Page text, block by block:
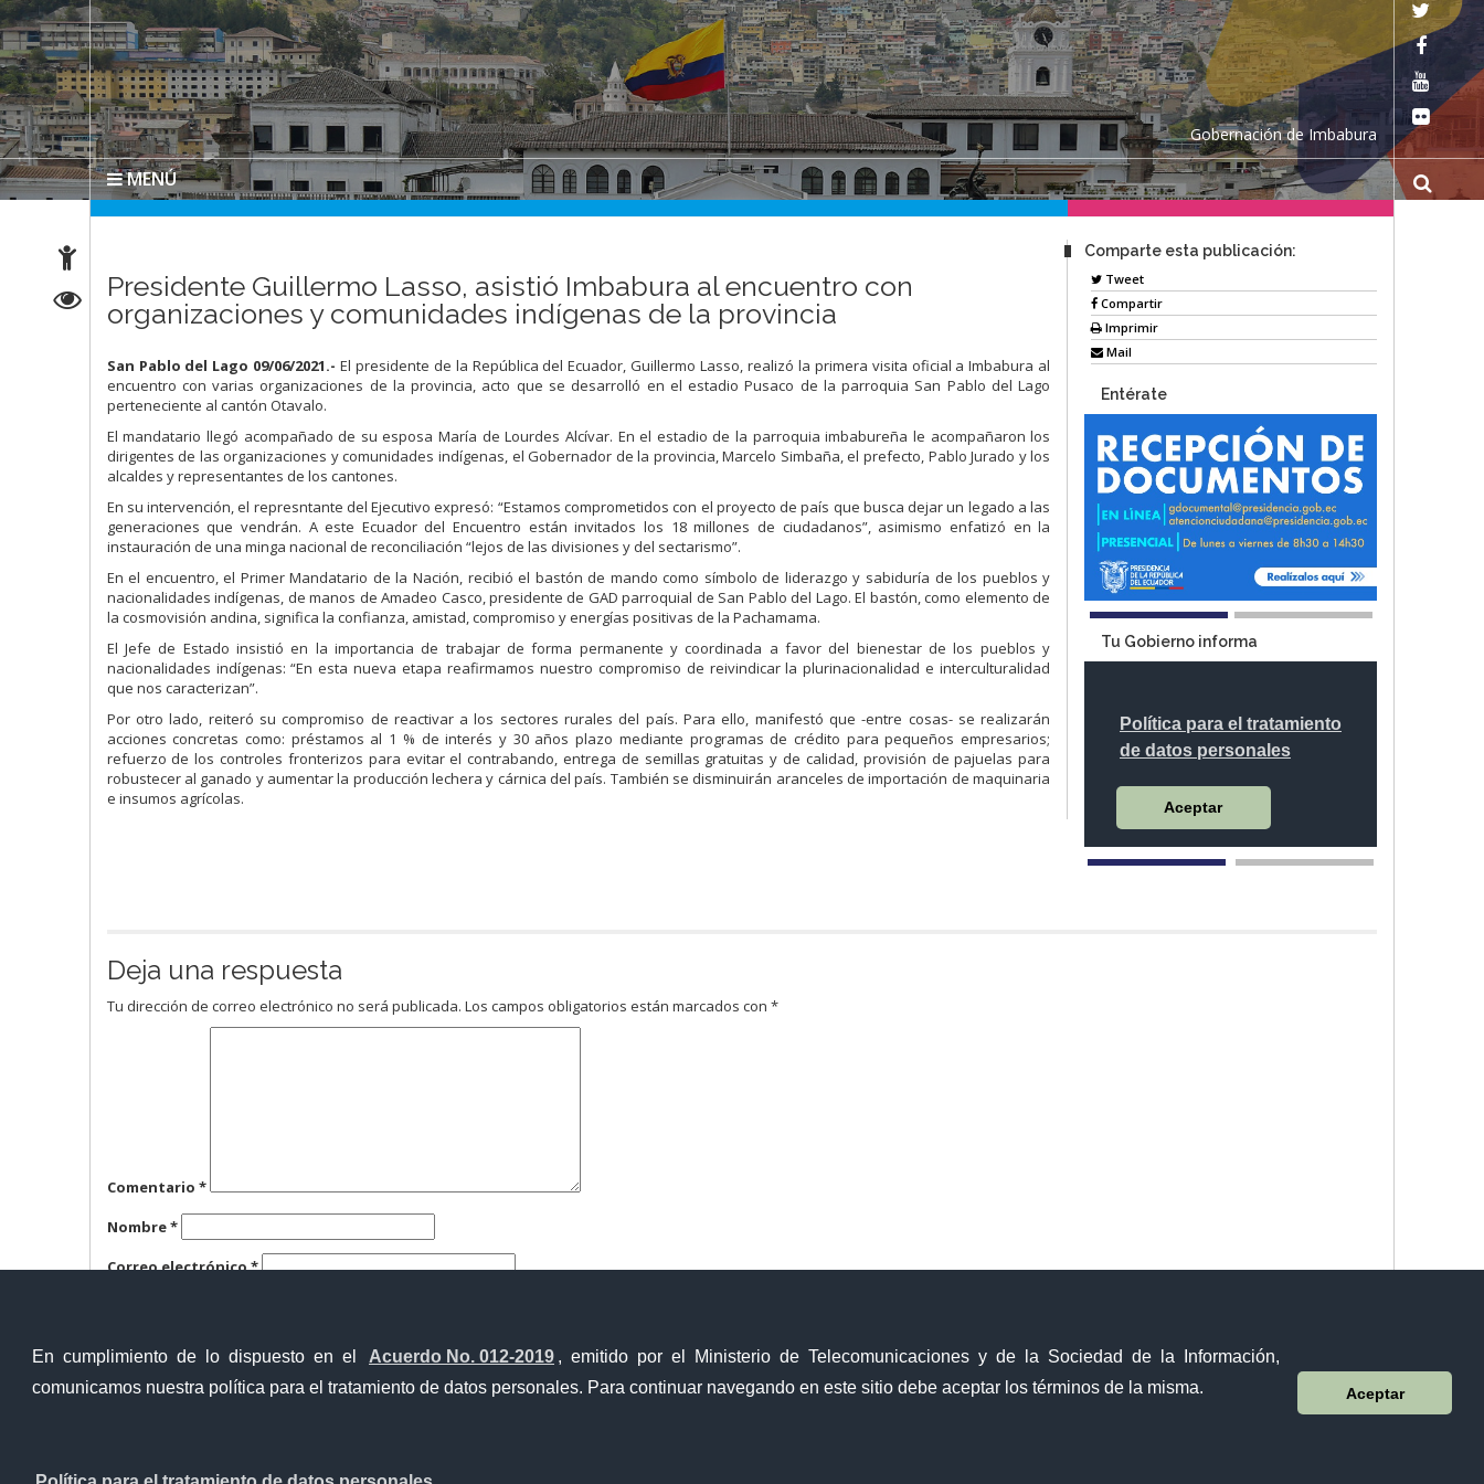
En cumplimiento de lo dispuesto en el Acuerdo No. 012-2019 , emitido por el Ministerio de Telecomunicaciones y de la Sociedad de la Información,
comunicamos nuestra política para el tratamiento de datos personales. Para continuar navegando en este sitio debe aceptar los términos de la misma.
Aceptar
Gobernación de Imbabura
MENÚ
Presidente Guillermo Lasso, asistió Imbabura al encuentro con
organizaciones y comunidades indígenas de la provincia
San Pablo del Lago 09/06/2021.- El presidente de la República del Ecuador, Guillermo Lasso, realizó la primera visita oficial a Imbabura al
encuentro con varias organizaciones de la provincia, acto que se desarrolló en el estadio Pusaco de la parroquia San Pablo del Lago
perteneciente al cantón Otavalo.
El mandatario llegó acompañado de su esposa María de Lourdes Alcívar. En el estadio de la parroquia imbabureña le acompañaron los
dirigentes de las organizaciones y comunidades indígenas, el Gobernador de la provincia, Marcelo Simbaña, el prefecto, Pablo Jurado y los
alcaldes y representantes de los cantones.
En su intervención, el represntante del Ejecutivo expresó: “Estamos comprometidos con el proyecto de país que busca dejar un legado a las
generaciones que vendrán. A este Ecuador del Encuentro están invitados los 18 millones de ciudadanos”, asimismo enfatizó en la
instauración de una minga nacional de reconciliación “lejos de las divisiones y del sectarismo”.
En el encuentro, el Primer Mandatario de la Nación, recibió el bastón de mando como símbolo de liderazgo y sabiduría de los pueblos y
nacionalidades indígenas, de manos de Amadeo Casco, presidente de GAD parroquial de San Pablo del Lago. El bastón, como elemento de
la cosmovisión andina, significa la confianza, amistad, compromiso y energías positivas de la Pachamama.
El Jefe de Estado insistió en la importancia de trabajar de forma permanente y coordinada a favor del bienestar de los pueblos y
nacionalidades indígenas: “En esta nueva etapa reafirmamos nuestro compromiso de reivindicar la plurinacionalidad e interculturalidad
que nos caracterizan”.
Por otro lado, reiteró su compromiso de reactivar a los sectores rurales del país. Para ello, manifestó que -entre cosas- se realizarán
acciones concretas como: préstamos al 1 % de interés y 30 años plazo mediante programas de crédito para pequeños empresarios;
refuerzo de los controles fronterizos para evitar el contrabando, entrega de semillas gratuitas y de calidad, provisión de pajuelas para
robustecer al ganado y aumentar la producción lechera y cárnica del país. También se disminuirán aranceles de importación de maquinaria
e insumos agrícolas.
Comparte esta publicación:
Tweet
Compartir
Imprimir
Mail
Entérate
Tu Gobierno informa
Deja una respuesta
Tu dirección de correo electrónico no será publicada. Los campos obligatorios están marcados con *
Comentario *
Nombre*
Correo electrónico*
Sistema Nacional de Información (SNI)